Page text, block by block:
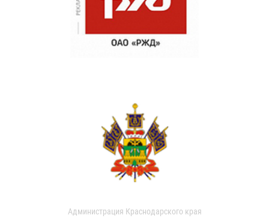
Администрация Краснодарского края